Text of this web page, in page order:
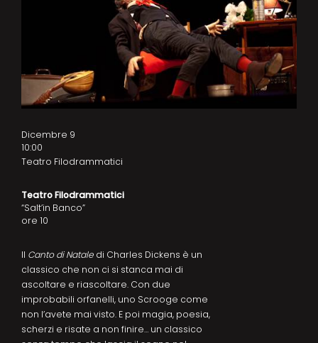
Teatro Filodrammatici
“Salt’in Banco”
ore 10
Il Canto di Natale di Charles Dickens è un
classico che non ci si stanca mai di
ascoltare e riascoltare. Con due
improbabili orfanelli, uno Scrooge come
non l’avete mai visto. E poi magia, poesia,
scherzi e risate a non finire… un classico
Dicembre 9
10:00
Teatro Filodrammatici